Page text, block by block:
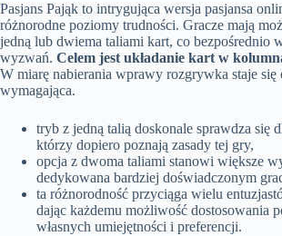
Pasjans Pająk to intrygująca wersja pasjansa
różnorodne poziomy trudności. Gracze mają
jedną lub dwiema taliami kart, co bezpośrednio
wyzwań. Celem jest układanie kart w
W miarę nabierania wprawy rozgrywka staje się
wymagająca.
tryb z jedną talią doskonale sprawdza się
którzy dopiero poznają zasady tej gry,
opcja z dwoma taliami stanowi większe
dedykowana bardziej doświadczonym
ta różnorodność przyciąga wielu
dając każdemu możliwość dostosowania
własnych umiejętności i preferencji.